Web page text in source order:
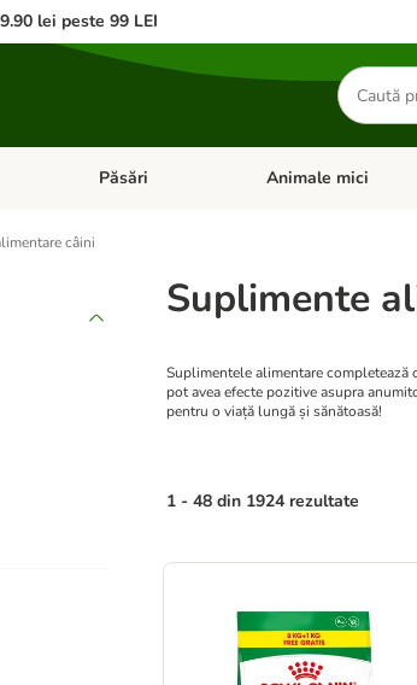
lei peste 99 LEI
Căutare
produse
meniul cu categorii: CâiniDeschideți meniul cu categorii: Pisici
Păsări Deschideți meniul cu
Animale mici
câini
Suplimente
Suplimentele alimentare
pot avea efecte pozitive asupra
pentru o viață lungă și sănătoasă!
1 - 48 din 1924 rezultate
product items have been changed